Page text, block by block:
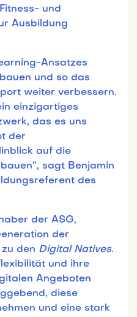
und
Ausbildung
Ansatzes
und so das
weiter verbessern.
einzigartiges
das es uns
der
auf die
sagt Benjamin
des
der ASG,
der
den Digital Natives.
und ihre
Angeboten
diese
und eine stark